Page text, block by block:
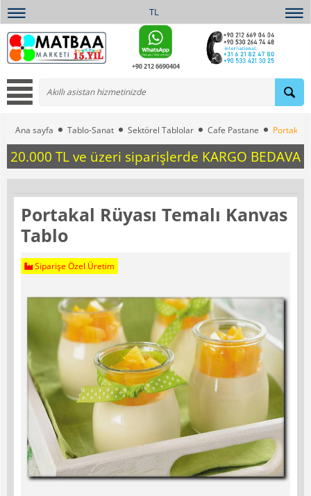
TL
+90 212 6690404
Ana sayfa Tablo-Sanat Sektörel Tablolar Cafe Pastane Portakal
20.000 TL ve üzeri siparişlerde KARGO BEDAVA
Portakal Rüyası Temalı Kanvas
Tablo
Siparişe Özel Üretim